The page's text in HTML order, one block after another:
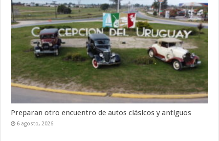
Preparan otro encuentro de autos clásicos y antiguos
6 agosto, 2026